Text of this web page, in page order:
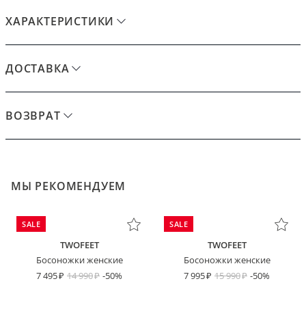
ХАРАКТЕРИСТИКИ
ДОСТАВКА
ВОЗВРАТ
МЫ РЕКОМЕНДУЕМ
SALE
TWOFEET
Босоножки женские
7 495
14 990 -50%
SALE
TWOFEET
Босоножки женские
7 995
15 990 -50%